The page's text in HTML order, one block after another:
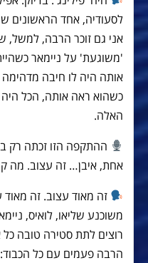
לסעודיה, אחד הראשונים
אני גם זוכר הרבה, למשל,
'משוגעת' על ניימאר
אותה היה לו חיבה מדהימה
כשהוא ראה אותה, הכל היה
האלה.
ההתקפה הזו זכתה רק
אחת, איבן… זה עצוב. מה
זה מאוד עצוב. זה מאוד
משוכנע שליאו, לואיס,
רוצים לתת סטירה טובה
הרבה פעמים עם כל הכבוד: